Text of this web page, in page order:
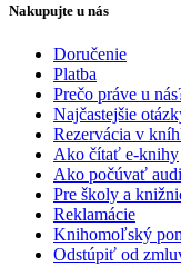
Nakupujte u nás
Doručenie
Platba
Prečo práve u
Najčastejšie
Rezervácia v
Ako čítať e-knihy
Ako počúvať
Pre školy a
Reklamácie
Knihomoľský
Odstúpiť od